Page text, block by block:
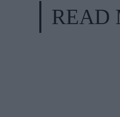
READ